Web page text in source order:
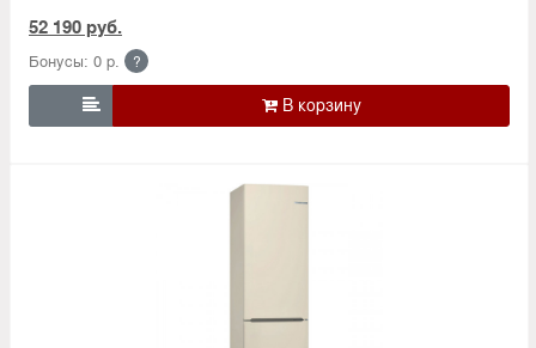
52 190 руб.
Бонусы: 0 р. ?
